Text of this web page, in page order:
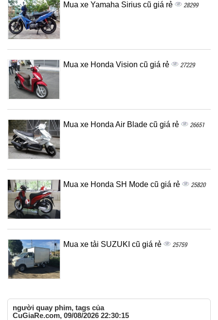
Mua xe Yamaha Sirius cũ giá rẻ 28299
Mua xe Honda Vision cũ giá rẻ 27229
Mua xe Honda Air Blade cũ giá rẻ 26651
Mua xe Honda SH Mode cũ giá rẻ 25820
Mua xe tải SUZUKI cũ giá rẻ 25759
người quay phim, tags của
CuGiaRe.com, 09/08/2026 22:30:15